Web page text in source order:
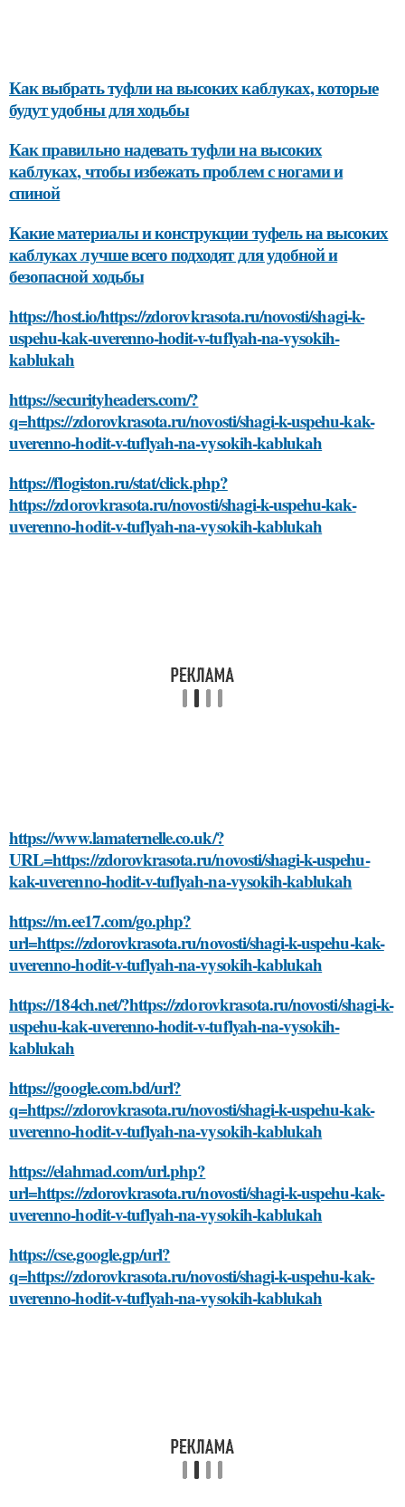
Как выбрать туфли на высоких каблуках, которые
будут удобны для ходьбы
Как правильно надевать туфли на высоких
каблуках, чтобы избежать проблем с ногами и
спиной
Какие материалы и конструкции туфель на высоких
каблуках лучше всего подходят для удобной и
безопасной ходьбы
https://host.io/https://zdorovkrasota.ru/novosti/shagi-k-
uspehu-kak-uverenno-hodit-v-tuflyah-na-vysokih-
kablukah
https://securityheaders.com/?
q=https://zdorovkrasota.ru/novosti/shagi-k-uspehu-kak-
uverenno-hodit-v-tuflyah-na-vysokih-kablukah
https://flogiston.ru/stat/click.php?
https://zdorovkrasota.ru/novosti/shagi-k-uspehu-kak-
uverenno-hodit-v-tuflyah-na-vysokih-kablukah
https://www.lamaternelle.co.uk/?
URL=https://zdorovkrasota.ru/novosti/shagi-k-uspehu-
kak-uverenno-hodit-v-tuflyah-na-vysokih-kablukah
https://m.ee17.com/go.php?
url=https://zdorovkrasota.ru/novosti/shagi-k-uspehu-kak-
uverenno-hodit-v-tuflyah-na-vysokih-kablukah
https://184ch.net/?https://zdorovkrasota.ru/novosti/shagi-k-
uspehu-kak-uverenno-hodit-v-tuflyah-na-vysokih-
kablukah
https://google.com.bd/url?
q=https://zdorovkrasota.ru/novosti/shagi-k-uspehu-kak-
uverenno-hodit-v-tuflyah-na-vysokih-kablukah
https://elahmad.com/url.php?
url=https://zdorovkrasota.ru/novosti/shagi-k-uspehu-kak-
uverenno-hodit-v-tuflyah-na-vysokih-kablukah
https://cse.google.gp/url?
q=https://zdorovkrasota.ru/novosti/shagi-k-uspehu-kak-
uverenno-hodit-v-tuflyah-na-vysokih-kablukah